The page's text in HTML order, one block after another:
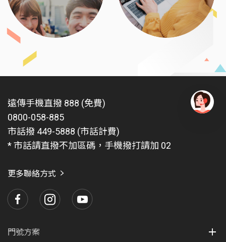
遠傳手機直撥 888 (免費)
0800-058-885
市話撥 449-5888 (市話計費)
* 市話請直撥不加區碼，手機撥打請加 02
更多聯絡方式
門號方案